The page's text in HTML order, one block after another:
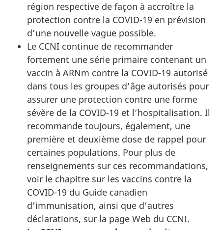
région respective de façon à accroître la
protection contre la COVID-19 en prévision
d’une nouvelle vague possible.
Le CCNI continue de recommander
fortement une série primaire contenant un
vaccin à ARNm contre la COVID-19 autorisé
dans tous les groupes d’âge autorisés pour
assurer une protection contre une forme
sévère de la COVID-19 et l’hospitalisation. Il
recommande toujours, également, une
première et deuxième dose de rappel pour
certaines populations. Pour plus de
renseignements sur ces recommandations,
voir le chapitre sur les vaccins contre la
COVID-19 du Guide canadien
d’immunisation, ainsi que d’autres
déclarations, sur la page Web du CCNI.